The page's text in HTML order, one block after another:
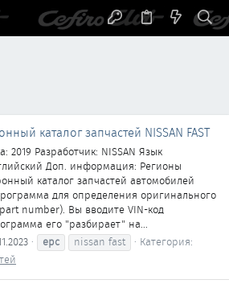
каталог запчастей NISSAN FAST
2019 Разработчик: NISSAN Язык
Доп. информация: Регионы
каталог запчастей автомобилей
для определения оригинального
number). Вы вводите VIN-код
его "разбирает" на...
epc nissan fast
Категория: